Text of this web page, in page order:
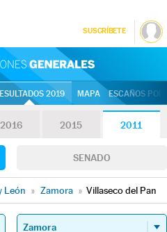
SUSCRÍBETE
2019 MAPA ESCAÑOS
2016 2015 2011
SENADO
León » Zamora » Villaseco del Pan